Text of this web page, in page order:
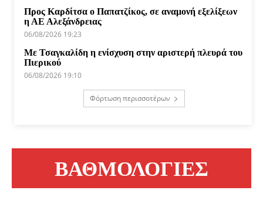
Προς Καρδίτσα ο Παπατζίκος, σε αναμονή εξελίξεων
η ΑΕ Αλεξάνδρειας
06/08/2026 19:23
Με Τσαγκαλίδη η ενίσχυση στην αριστερή πλευρά του
Πιερικού
06/08/2026 19:10
Φόρτωση περισσοτέρων
ΒΑΘΜΟΛΟΓΙΕΣ